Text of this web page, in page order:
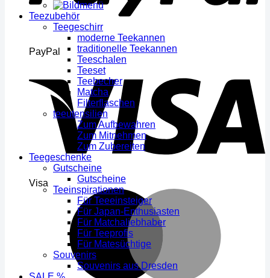
PayPal
Visa
Teezubehör
Teegeschirr
moderne Teekannen
traditionelle Teekannen
Teeschalen
Teeset
Teebecher
Matcha
Filterflaschen
teeutensilien
Zum Aufbewahren
Zum Mitnehmen
Zum Zubereiten
Teegeschenke
Gutscheine
Gutscheine
Teeinspirationen
Für Teeeinsteiger
Für Japan-Enthusiasten
Für Matchaliebhaber
Für Teeprofis
Für Matesüchtige
Souvenirs
Souvenirs aus Dresden